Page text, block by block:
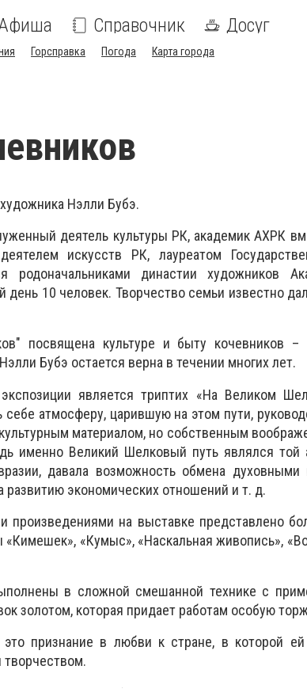
Справочник Досуг
Горсправка Погода Карта города
Нэлли Бубэ.
деятель культуры РК, академик АХРК
искусств РК, лауреатом
династии художников
день 10 человек. Творчество семьи известно
посвящена культуре и быту кочевников
Бубэ остается верна в течении многих лет.
является триптих «На Великом
себе атмосферу, царившую на этом пути,
материалом, но собственным
именно Великий Шелковый путь являлся той
давала возможность обмена
развитию экономических отношений и т. д.
произведениями на выставке представлено
«Кумыс», «Наскальная живопись»,
в сложной смешанной технике с
золотом, которая придает работам особую
признание в любви к стране, в которой ей
творчеством.